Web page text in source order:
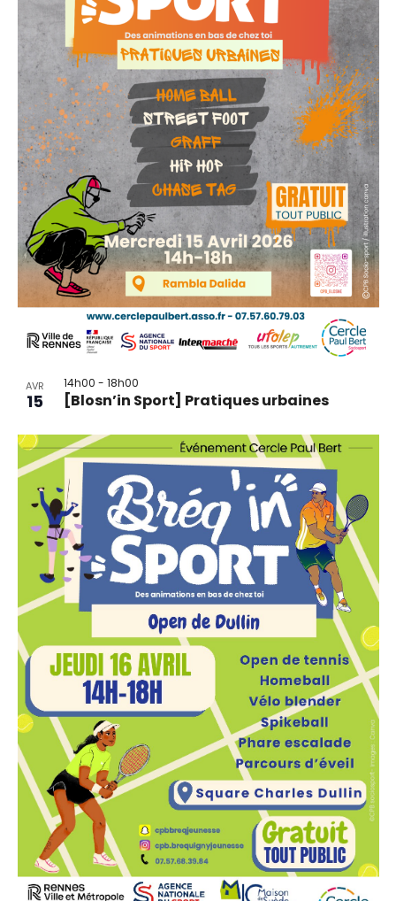
AVR
15 [Blosn’in Sport] Pratiques urbaines
14h00 - 18h00